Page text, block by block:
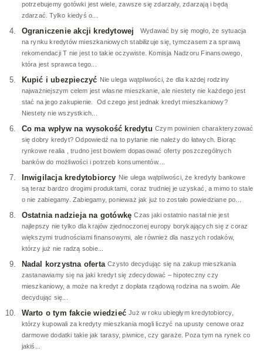
potrzebujemy gotówki jest wiele, zawsze się zdarzały, zdarzają i będą
zdarzać. Tylko kiedyś o...
Ograniczenie akcji kredytowej
Wydawać by się mogło, że sytuacja
na rynku kredytów mieszkaniowych stabilizuje się, tymczasem za sprawą
rekomendacji T nie jest to takie oczywiste. Komisja Nadzoru Finansowego,
która jest sprawca tego...
Kupić i ubezpieczyć Nie ulega wątpliwości, że dla każdej rodziny
najważniejszym celem jest własne mieszkanie, ale niestety nie każdego jest
stać na jego zakupienie. Od czego jest jednak kredyt mieszkaniowy?
Niestety nie wszystkich...
Co ma wpływ na wysokość kredytu Czym powinien charakteryzować
się dobry kredyt? Odpowiedź na to pytanie nie należy do łatwych. Biorąc
rynkowe realia , trudno jest bowiem dopasować oferty poszczególnych
banków do możliwości i potrzeb konsumentów....
Inwigilacja kredytobiorcy Nie ulega wątpliwości, że kredyty bankowe
są teraz bardzo drogimi produktami, coraz trudniej je uzyskać, a mimo to stale
o nie zabiegamy. Zabiegamy, ponieważ jak już to zostało powiedziane po...
Ostatnia nadzieja na gotówkę Czas jaki ostatnio nastał nie jest
najlepszy nie tylko dla krajów zjednoczonej europy borykających się z coraz
większymi trudnościami finansowymi, ale również dla naszych rodaków,
którzy już nie radzą sobie...
Nadal korzystna oferta Czysto decydując się na zakup mieszkania
zastanawiamy się na jaki kredyt się zdecydować – hipoteczny czy
mieszkaniowy, a może na kredyt z dopłata rządową rodzina na swoim. Ale
decydując się...
Warto o tym fakcie wiedzieć Już w roku ubiegłym kredytobiorcy,
którzy kupowali za kredyty mieszkania mogli liczyć na upusty cenowe oraz
darmowe dodatki takie jak tarasy, piwnice, czy garaże. Poza tym na rynek co
jakiś...